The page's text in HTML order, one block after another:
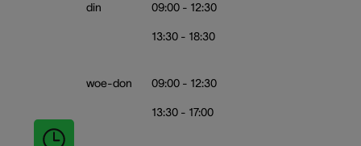
din 09:00 - 12:30
13:30 - 18:30
woe-don 09:00 - 12:30
13:30 - 17:00